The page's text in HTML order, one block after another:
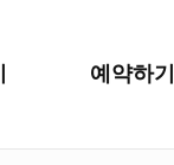
예약하기